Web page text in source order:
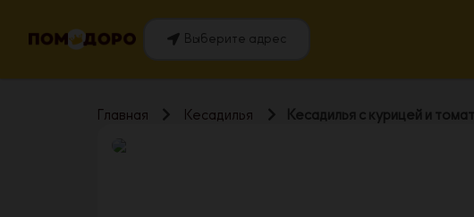
Выберите адрес
Главная Кесадилья Кесадилья с курицей и